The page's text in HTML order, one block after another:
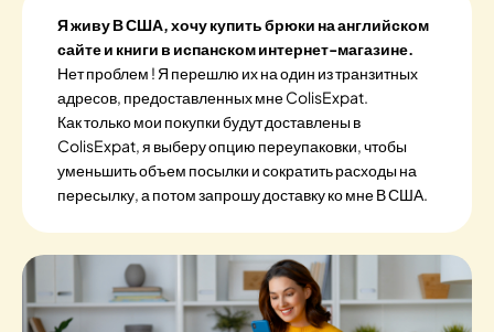
Я живу В США, хочу купить брюки на английском
сайте и книги в испанском интернет-магазине.
Нет проблем ! Я перешлю их на один из транзитных
адресов, предоставленных мне ColisExpat.
Как только мои покупки будут доставлены в
ColisExpat, я выберу опцию переупаковки, чтобы
уменьшить объем посылки и сократить расходы на
пересылку, а потом запрошу доставку ко мне В США.